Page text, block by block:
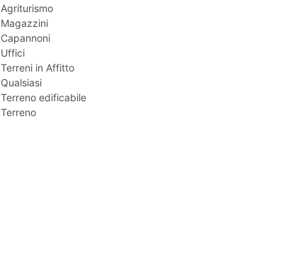
Agriturismo
Magazzini
Capannoni
Uffici
Terreni in Affitto
Qualsiasi
Terreno edificabile
Terreno